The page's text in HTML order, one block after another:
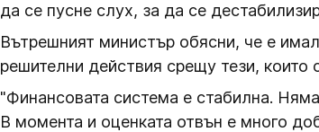
да се пусне слух, за да се
Вътрешният министър обясни, че е
решителни действия срещу тези, които
"Финансовата система е стабилна.
В момента и оценката отвън е много